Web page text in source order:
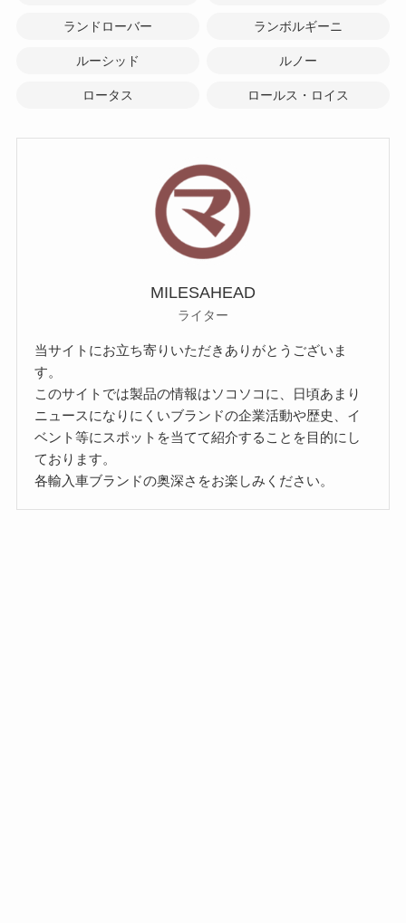
ランドローバー ランボルギーニ
ルーシッド ルノー
ロータス ロールス・ロイス
MILESAHEAD
ライター
当サイトにお立ち寄りいただきありがとうございま
す。
このサイトでは製品の情報はソコソコに、日頃あまり
ニュースになりにくいブランドの企業活動や歴史、イ
ベント等にスポットを当てて紹介することを目的にし
ております。
各輸入車ブランドの奥深さをお楽しみください。